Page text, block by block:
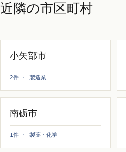
近隣の市区町村
小矢部市
2件 · 製造業
南砺市
1件 · 製薬・化学